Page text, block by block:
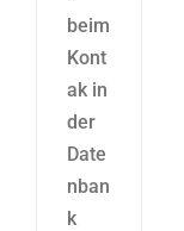
beim
Kont
ak in
der
Date
nban
k